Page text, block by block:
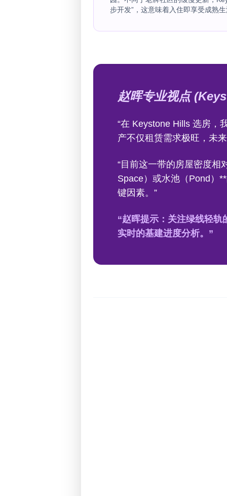
步开发”，这意味着入住即享受成熟生
赵晖专业视点
“在 Keystone Hills 选房，
产不仅租赁需求极旺，未
“目前这一带的房屋密度相
Space）或水池（Pond）
键因素。”
“赵晖提示：关注绿线轻
实时的基建进度分析。”